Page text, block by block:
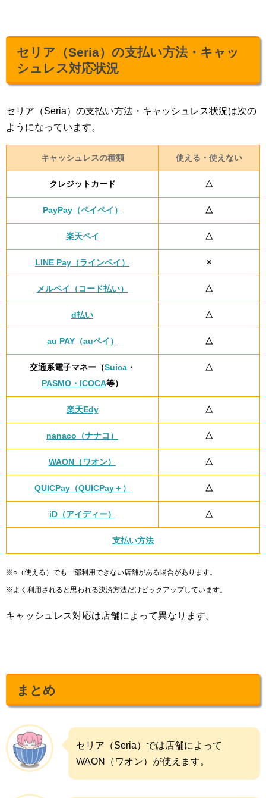
セリア（Seria）の支払い方法・キャッ
シュレス対応状況
セリア（Seria）の支払い方法・キャッシュレス状況は次の
ようになっています。
キャッシュレスの種類 使える・使えない
クレジットカード △
PayPay（ペイペイ） △
楽天ペイ △
LINE Pay（ラインペイ） ×
メルペイ（コード払い） △
d払い △
au PAY（auペイ） △
交通系電子マネー（Suica・
PASMO・ICOCA等）
△
楽天Edy △
nanaco（ナナコ） △
WAON（ワオン） △
QUICPay（QUICPay＋） △
iD（アイディー） △
支払い方法
※○（使える）でも一部利用できない店舗がある場合があります。
※よく利用されると思われる決済方法だけピックアップしています。
キャッシュレス対応は店舗によって異なります。
まとめ
セリア（Seria）では店舗によって
WAON（ワオン）が使えます。